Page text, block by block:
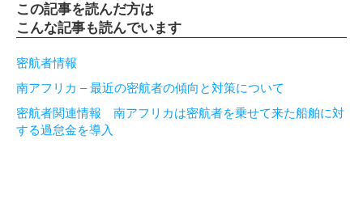
この記事を読んだ方は
こんな記事も読んでいます
密航者情報
南アフリカ – 最近の密航者の傾向と対策について
密航者関連情報 南アフリカは密航者を乗せて来た船舶に対
する過怠金を導入